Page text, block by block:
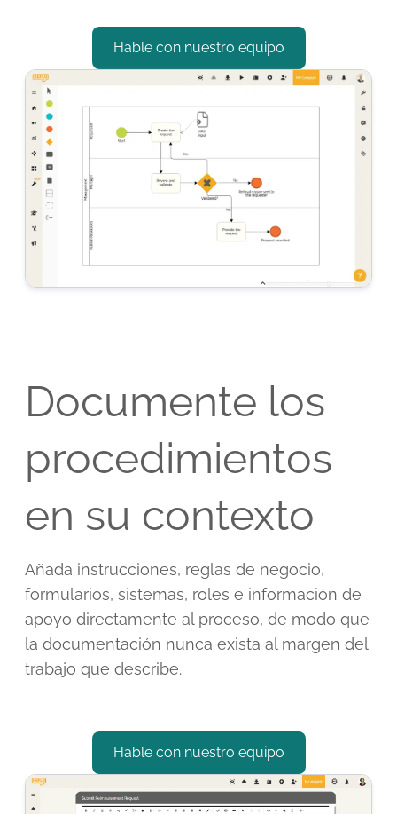
Hable con nuestro equipo
Documente los
procedimientos
en su contexto
Añada instrucciones, reglas de negocio,
formularios, sistemas, roles e información de
apoyo directamente al proceso, de modo que
la documentación nunca exista al margen del
trabajo que describe.
Hable con nuestro equipo